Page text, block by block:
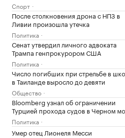
Спорт
После столкновения дрона с НПЗ в
Ливии произошла утечка
Политика
Сенат утвердил личного адвоката
Трампа генпрокурором США
Политика
Число погибших при стрельбе в
в Таиланде выросло до девяти
Общество
Bloomberg узнал об ограничении
Турцией прохода судов в Черном
Политика
Умер отец Лионеля Месси